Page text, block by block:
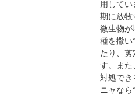
用して
期に放牧
微生物が
種を撒い
たり、
す。また
対処でき
ニャなら